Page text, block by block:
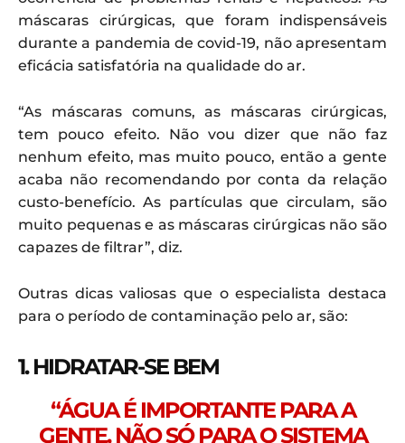
máscaras cirúrgicas, que foram indispensáveis
durante a pandemia de covid-19, não apresentam
eficácia satisfatória na qualidade do ar.
“As máscaras comuns, as máscaras cirúrgicas,
tem pouco efeito. Não vou dizer que não faz
nenhum efeito, mas muito pouco, então a gente
acaba não recomendando por conta da relação
custo-benefício. As partículas que circulam, são
muito pequenas e as máscaras cirúrgicas não são
capazes de filtrar”, diz.
Outras dicas valiosas que o especialista destaca
para o período de contaminação pelo ar, são:
1. HIDRATAR-SE BEM
“ÁGUA É IMPORTANTE PARA A
GENTE, NÃO SÓ PARA O SISTEMA